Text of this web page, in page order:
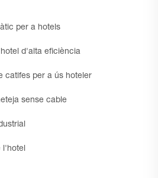
per a hotels
d'alta eficiència
catifes per a ús hoteler
sense cable
l'hotel